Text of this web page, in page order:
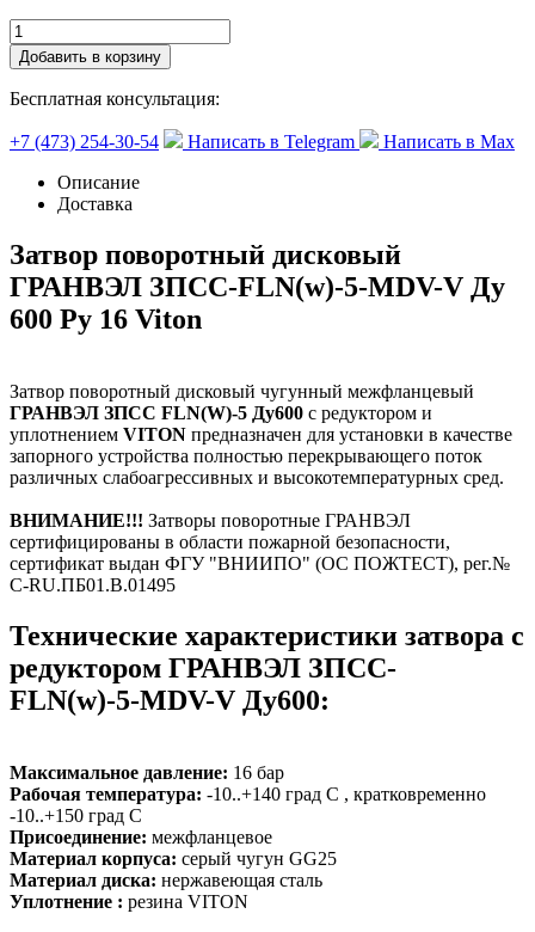
Добавить в корзину
Бесплатная консультация:
+7 (473) 254-30-54 Написать в Telegram
Написать в Max
Описание
Доставка
Затвор поворотный дисковый
ГРАНВЭЛ ЗПСС-FLN(w)-5-MDV-V Ду
600 Ру 16 Viton
Затвор поворотный дисковый чугунный межфланцевый
ГРАНВЭЛ ЗПСС FLN(W)-5 Ду600 с редуктором и
уплотнением VITON предназначен для установки в качестве
запорного устройства полностью перекрывающего поток
различных слабоагрессивных и высокотемпературных сред.
ВНИМАНИЕ!!! Затворы поворотные ГРАНВЭЛ
сертифицированы в области пожарной безопасности,
сертификат выдан ФГУ "ВНИИПО" (ОС ПОЖТЕСТ), рег.№
С-RU.ПБ01.В.01495
Технические характеристики затвора с
редуктором ГРАНВЭЛ ЗПСС-
FLN(w)-5-MDV-V Ду600:
Максимальное давление: 16 бар
Рабочая температура: -10..+140 град С , кратковременно
-10..+150 град С
Присоединение: межфланцевое
Материал корпуса: серый чугун GG25
Материал диска: нержавеющая сталь
Уплотнение : резина VITON